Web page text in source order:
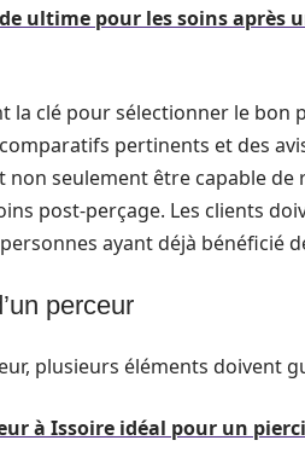
ultime pour les soins après
la clé pour sélectionner le bon
pertinents et des
seulement être capable de
post-perçage. Les clients
ayant déjà bénéficié
perceur
plusieurs éléments doivent
à Issoire idéal pour un